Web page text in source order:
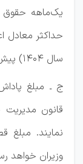
سال 1404) پیش‌بینی نمایند.
قانون
نمایند.
وزیران خواهد